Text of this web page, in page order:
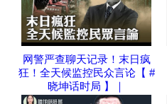
网警严查聊天记录！末日疯
狂！全天候监控民众言论【 #
晓坤话时局 】｜